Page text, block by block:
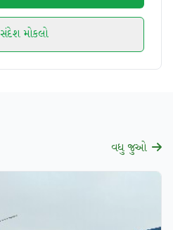
સંદેશ મોકલો
વધુ જુઓ